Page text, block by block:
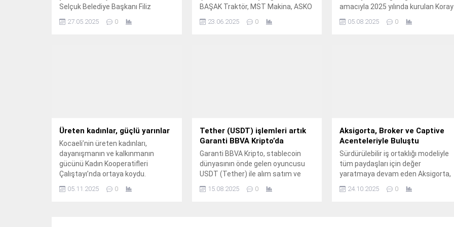
Selçuk Belediye Başkanı Filiz
Ceritoğlu Sengel, Efes Tarlası
Yaşam Köyü’nden destek mesajı
27.05.2025 0
BAŞAK Traktör, MST Makina, ASKO
Glob All, ASKO Makina Tarım, ELS
Lift, Starkgen Jeneratör, Mastaş,
23.06.2025 0
amacıyla 2025 yılında kurulan Koray
Group’un en genç şirketi Koray
Girişim Sermayesi Yatırım Ortaklığı
05.08.2025 0
Üreten kadınlar, güçlü yarınlar
Kocaeli’nin üreten kadınları,
dayanışmanın ve kalkınmanın
gücünü Kadın Kooperatifleri
Çalıştayı’nda ortaya koydu.
05.11.2025 0
Tether (USDT) işlemleri artık
Garanti BBVA Kripto’da
Garanti BBVA Kripto, stablecoin
dünyasının önde gelen oyuncusu
USDT (Tether) ile alım satım ve
15.08.2025 0
Aksigorta, Broker ve Captive
Acenteleriyle Buluştu
Sürdürülebilir iş ortaklığı modeliyle
tüm paydaşları için değer
yaratmaya devam eden Aksigorta,
düzenlediği toplantıda iş
24.10.2025 0